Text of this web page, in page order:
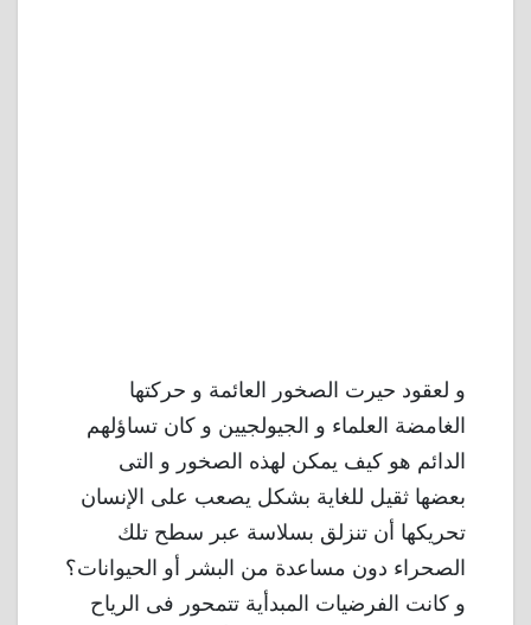
و لعقود حيرت الصخور العائمة و حركتها
الغامضة العلماء و الجيولجيين و كان تساؤلهم
الدائم هو كيف يمكن لهذه الصخور و التى
بعضها ثقيل للغاية بشكل يصعب على الإنسان
تحريكها أن تنزلق بسلاسة عبر سطح تلك
الصحراء دون مساعدة من البشر أو الحيوانات؟
و كانت الفرضيات المبدأية تتمحور فى الرياح